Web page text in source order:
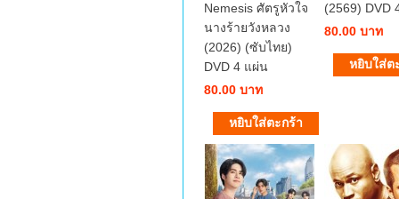
Nemesis ศัตรูหัวใจ
นางร้ายวังหลวง
(2026) (ซับไทย)
DVD 4 แผ่น
80.00 บาท
(2569) DVD
80.00 บาท